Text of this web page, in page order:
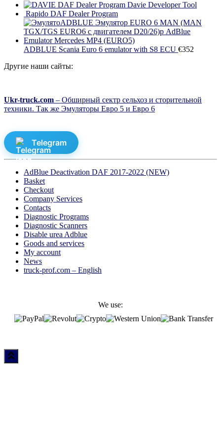
DAF Dealer Program Davie Developer Tool
Rapido DAF Dealer Program
ADBLUE Scania Euro 6 emulator with S8 ECU €352
Другие наши сайты:
Ukr-truck.com – Обширный сектр сельхоз и сторительной
техники. Так же Эмуляторы Евро 5 и Евро 6
Telegram
AdBlue Deactivation DAF 2017-2022 (NEW)
Basket
Checkout
Company Services
Contacts
Diagnostic Programs
Diagnostic Scanners
Disable urea Adblue
Goods and services
My account
News
truck-prof.com – English
We use: